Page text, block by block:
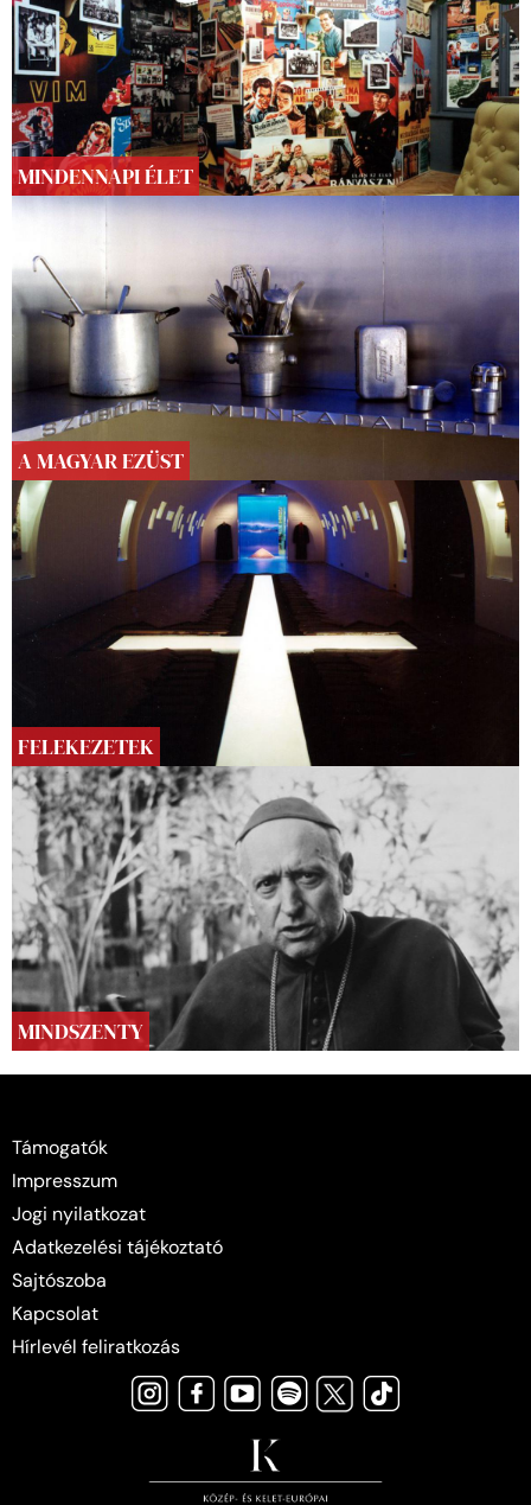
MINDENNAPI ÉLET
A MAGYAR EZÜST
FELEKEZETEK
MINDSZENTY
Támogatók
Impresszum
Jogi nyilatkozat
Adatkezelési tájékoztató
Sajtószoba
Kapcsolat
Hírlevél feliratkozás